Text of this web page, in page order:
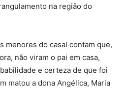
na região do
menores do casal contam que,
não viram o pai em casa,
e certeza de que foi
matou a dona Angélica, Maria